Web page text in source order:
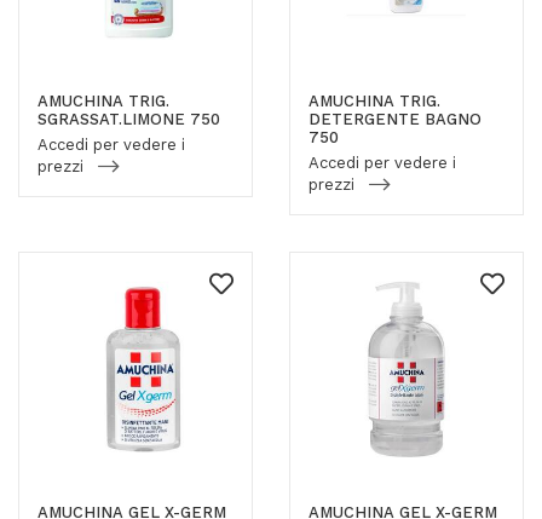
AMUCHINA TRIG.
SGRASSAT.LIMONE 750
Accedi per vedere i
prezzi
AMUCHINA TRIG.
DETERGENTE BAGNO
750
Accedi per vedere i
prezzi
AMUCHINA GEL X-GERM
AMUCHINA GEL X-GERM